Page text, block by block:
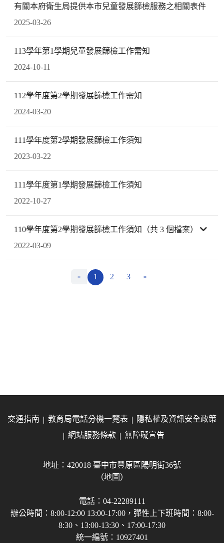
有關本府衛生局提供本市兒童發展篩檢服務之相關表件
2025-03-26
113學年第1學期兒童發展篩檢工作需知
2024-10-11
112學年度第2學期發展篩檢工作需知
2024-03-20
111學年度第2學期發展篩檢工作須知
2023-03-22
111學年度第1學期發展篩檢工作須知
2022-10-27
110學年度第2學期發展篩檢工作須知（共 3 個檔案）
2022-03-09
« 1 2 3 »
交通指南 教育局電話分機一覽表
隱私權及資訊安全政策
網站服務條款
無障礙宣告
地址：420018 臺中市豐原區陽明街36號
（地圖）
電話：04-22289111
辦公時間：8:00-12:00 13:00-17:00，彈性上下班時間：8:00-
8:30、13:00-13:30、17:00-17:30
統一編號：10927401